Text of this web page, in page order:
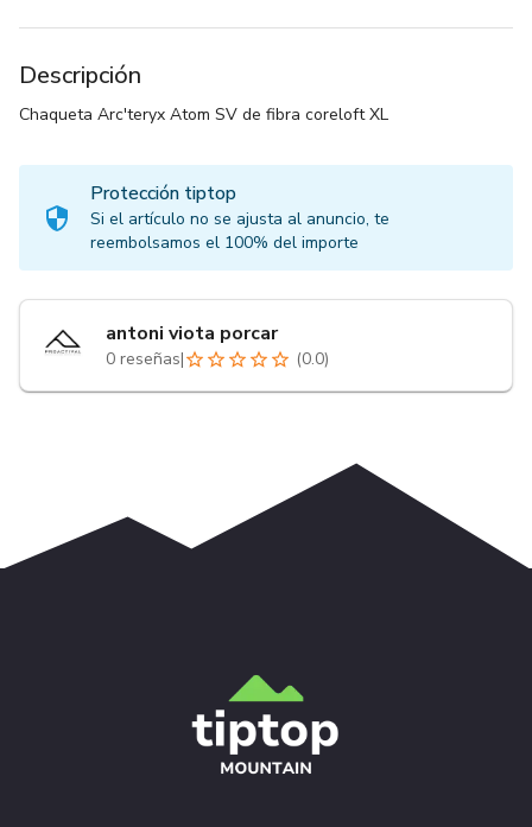
Descripción
Chaqueta Arc'teryx Atom SV de fibra coreloft XL
Protección tiptop
Si el artículo no se ajusta al anuncio, te
reembolsamos el 100% del importe
antoni viota porcar
0 reseñas| (0.0)